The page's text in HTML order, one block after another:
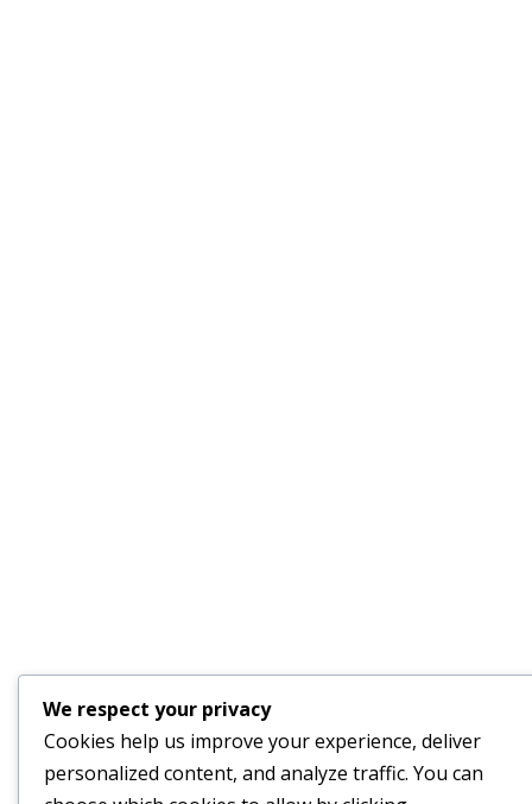
We respect your privacy
Cookies help us improve your experience, deliver
personalized content, and analyze traffic. You can